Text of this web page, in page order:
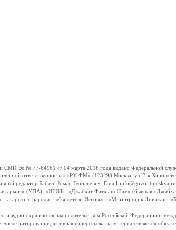
Эл № 77-64961 от 04 марта 2016 года выдано Федеральной
ответственностью «РУ ФМ» (123298 Москва, ул. 3-я
редактор Бабаян Роман Георгиевич. Email:
армия» (УПА), «ИГИЛ», «Джабхат Фатх аш-Шам» (бывшая
народа», «Свидетели Иеговы», «Мизантропик Дивижн»,
аудио охраняются законодательством Российской Федерации и
цитировании, активная гиперссылка на материал является